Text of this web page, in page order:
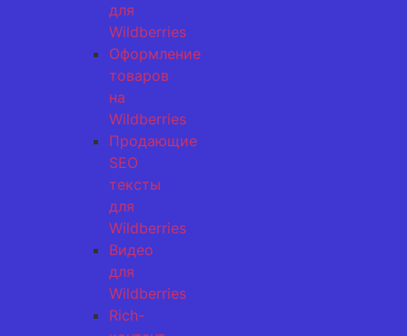
для
Wildberries
Оформление
товаров
на
Wildberries
Продающие
SEO
тексты
для
Wildberries
Видео
для
Wildberries
Rich-